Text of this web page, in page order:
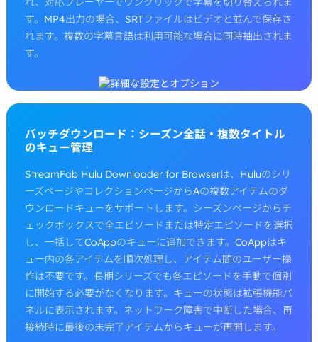
す。MP4出力の場合、SRTファイルはビデオと並んで保存さ
れます。複数の字幕言語は利用可能な場合に同時抽出されま
す。
バッチダウンロード：シーズン全話・複数タイトル
のキュー管理
StreamFab Hulu Downloader for Browserは、Huluのシリ
ーズページやコレクションページからAの複数アイテムのダ
ウンロードキューをサポートします。シーズンページからチ
ェックボックスで全エピソードまたは特定エピソードを選択
し、一括してCoAppのキューに追加できます。CoAppはキ
ュー内の各アイテムを順次処理し、アイテム間のユーザー操
作は不要です。長期シリーズでも各エピソードを手動で個別
に開始する必要がなくなります。キューの状態は拡張機能パ
ネルに表示されます。ネットワーク障害で中断した場合、再
接続時に最後の未完了アイテムからキューが再開します。